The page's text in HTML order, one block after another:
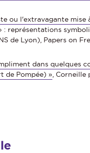
ou l'extravagante mise
: représentations
de Lyon), Papers on
dans quelques
de Pompée) » , Corneille